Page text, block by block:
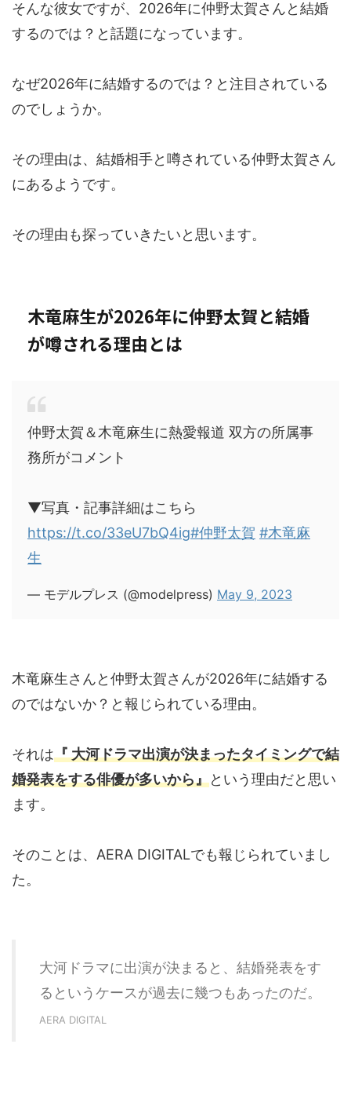
そんな彼女ですが、2026年に仲野太賀さんと結婚
するのでは？と話題になっています。
なぜ2026年に結婚するのでは？と注目されている
のでしょうか。
その理由は、結婚相手と噂されている仲野太賀さん
にあるようです。
その理由も探っていきたいと思います。
木竜麻生が2026年に仲野太賀と結婚
が噂される理由とは
仲野太賀＆木竜麻生に熱愛報道 双方の所属事
務所がコメント
▼写真・記事詳細はこちら
https://t.co/33eU7bQ4ig#仲野太賀 #木竜麻
生
— モデルプレス (@modelpress) May 9, 2023
木竜麻生さんと仲野太賀さんが2026年に結婚する
のではないか？と報じられている理由。
それは『 大河ドラマ出演が決まったタイミングで結
婚発表をする俳優が多いから』という理由だと思い
ます。
そのことは、AERA DIGITALでも報じられていまし
た。
大河ドラマに出演が決まると、結婚発表をす
るというケースが過去に幾つもあったのだ。
AERA DIGITAL